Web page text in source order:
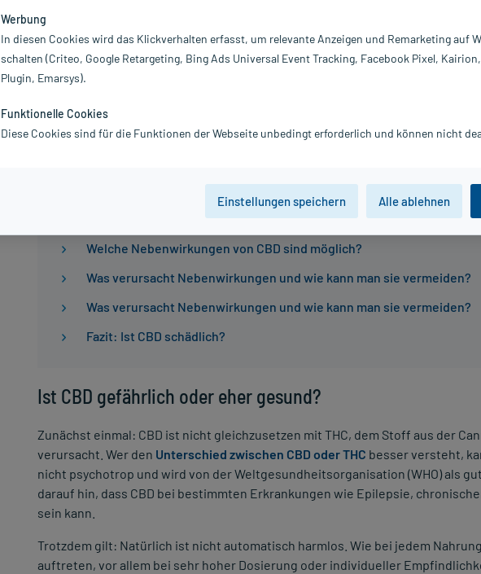
CBD - kurz fürCannabidiol- ist heute aus der Welt der natürlichen
Ölen, Kapseln oder Cremes: Der Inhaltsstoff aus der Hanfpflanze wird für
geschätzt. Doch trotz seiner Beliebtheit fragen sich viele: Ist CBD wirklich
Inhaltsverzeichnis
Ist CBD gefährlich oder eher gesund?
Gibt es Personengruppen, die bei CBD vorsichtig sein sollten?
Welche Nebenwirkungen von CBD sind möglich?
Was verursacht Nebenwirkungen und wie kann man sie vermeiden?
Was verursacht Nebenwirkungen und wie kann man sie vermeiden?
Fazit: Ist CBD schädlich?
Ist CBD gefährlich oder eher gesund?
Zunächst einmal: CBD ist nicht gleichzusetzen mit THC, dem Stoff aus der
verursacht. Wer den Unterschied zwischen CBD oder THC besser versteht,
nicht psychotrop und wird von der Weltgesundheitsorganisation (WHO) als
darauf hin, dass CBD bei bestimmten Erkrankungen wie Epilepsie,
sein kann.
Trotzdem gilt: Natürlich ist nicht automatisch harmlos. Wie bei jedem
auftreten, vor allem bei sehr hoher Dosierung oder individueller
Werbung
In diesen Cookies wird das Klickverhalten erfasst, um relevante Anzeigen und Remarketing auf
schalten (Criteo, Google Retargeting, Bing Ads Universal Event Tracking, Facebook Pixel,
Plugin, Emarsys).
Funktionelle Cookies
Diese Cookies sind für die Funktionen der Webseite unbedingt erforderlich und können nicht
Einstellungen speichern Alle ablehnen